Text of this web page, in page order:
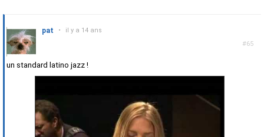
#65
pat • il y a 14 ans
un standard latino jazz !